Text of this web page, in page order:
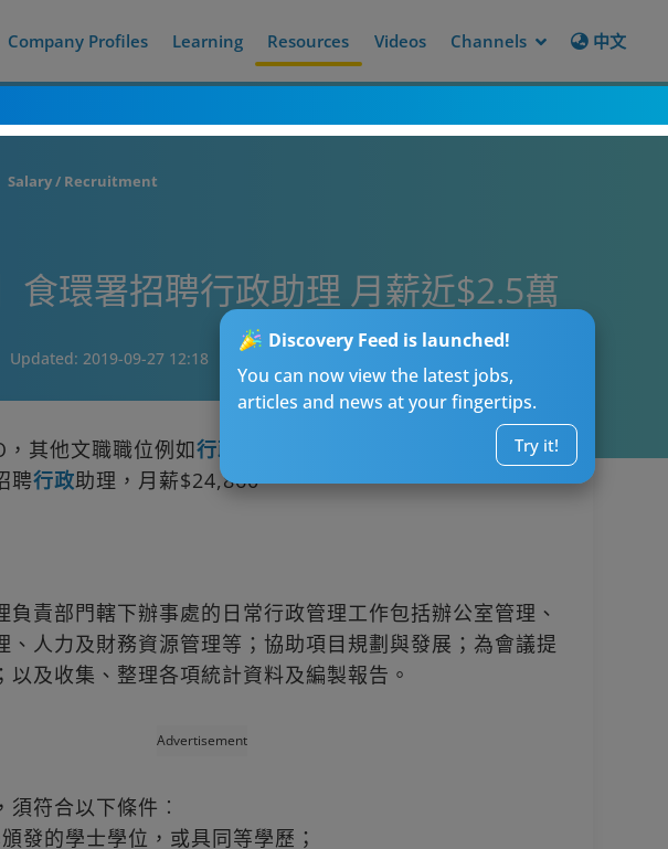
Company Profiles Learning Resources Videos Channels 中文
Discovery Feed is launched!
You can now view the latest jobs,
articles and news at your fingertips.
Try it!
Salary / Recruitment
食環署招聘行政助理 月薪近$2.5萬
Updated: 2019-09-27 12:18
，其他文職職位例如行政助理
都同樣受求職者歡迎。最近食
聘行政助理，月薪$24,860。
負責部門轄下辦事處的日常行政管理工作包括辦公室管理、
、人力及財務資源管理等；協助項目規劃與發展；為會議提
以及收集、整理各項統計資料及編製報告。
Advertisement
符合以下條件︰
發的學士學位，或具同等學歷；